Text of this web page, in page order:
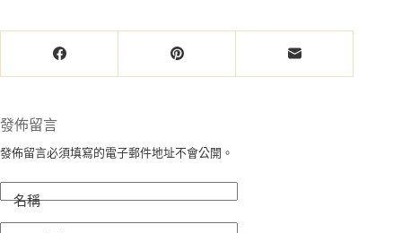
發佈留言
發佈留言必須填寫的電子郵件地址不會公開。
名稱